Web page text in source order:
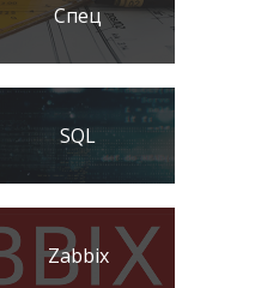
Спец
SQL
Zabbix